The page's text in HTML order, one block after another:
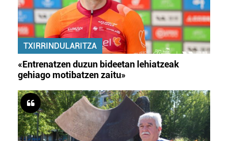
TXIRRINDULARITZA
«Entrenatzen duzun bideetan lehiatzeak
gehiago motibatzen zaitu»